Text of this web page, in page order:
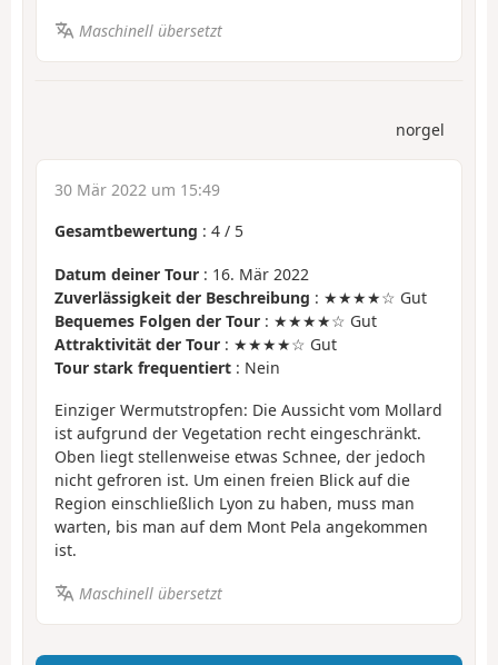
Maschinell übersetzt
norgel
30 Mär 2022 um 15:49
Gesamtbewertung : 4 / 5
Datum deiner Tour : 16. Mär 2022
Zuverlässigkeit der Beschreibung : ★★★★☆ Gut
Bequemes Folgen der Tour : ★★★★☆ Gut
Attraktivität der Tour : ★★★★☆ Gut
Tour stark frequentiert : Nein
Einziger Wermutstropfen: Die Aussicht vom Mollard
ist aufgrund der Vegetation recht eingeschränkt.
Oben liegt stellenweise etwas Schnee, der jedoch
nicht gefroren ist. Um einen freien Blick auf die
Region einschließlich Lyon zu haben, muss man
warten, bis man auf dem Mont Pela angekommen
ist.
Maschinell übersetzt